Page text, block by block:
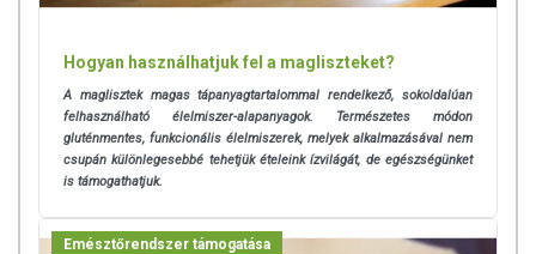
Hogyan használhatjuk fel a magliszteket?
A maglisztek magas tápanyagtartalommal rendelkező, sokoldalúan
felhasználható élelmiszer-alapanyagok. Természetes módon
gluténmentes, funkcionális élelmiszerek, melyek alkalmazásával nem
csupán különlegesebbé tehetjük ételeink ízvilágát, de egészségünket
is támogathatjuk.
Emésztőrendszer támogatása